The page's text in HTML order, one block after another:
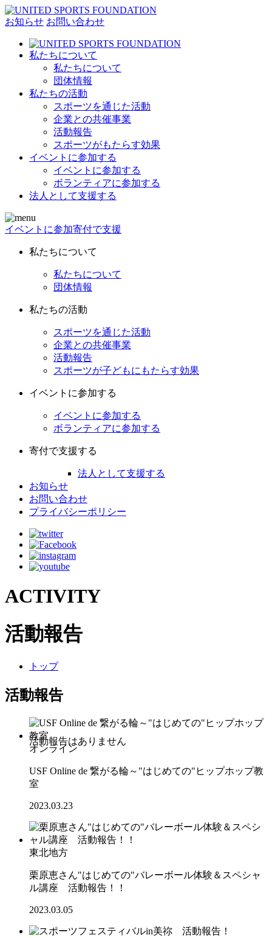
お知らせ お問い合わせ
私たちについて
私たちについて
団体情報
私たちの活動
スポーツを通じた活動
企業との共催事業
活動報告
スポーツがもたらす効果
イベントに参加する
イベントに参加する
ボランティアに参加する
法人として支援する
イベントに参加寄付で支援
私たちについて
私たちについて
団体情報
私たちの活動
スポーツを通じた活動
企業との共催事業
活動報告
スポーツが子どもにもたらす効果
イベントに参加する
イベントに参加する
ボランティアに参加する
寄付で支援する
法人として支援する
お知らせ
お問い合わせ
プライバシーポリシー
ACTIVITY
活動報告
トップ
活動報告
オンライン
USF Online de 繋がる輪～"はじめての"ヒップホップ教
室
2023.03.23
東北地方
栗原恵さん"はじめての"バレーボール体験＆スペシャ
ル講座 活動報告！！
2023.03.05